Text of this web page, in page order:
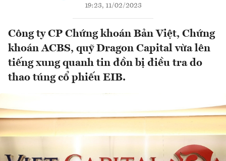
19:23, 11/02/2023
Công ty CP Chứng khoán Bản Việt, Chứng
khoán ACBS, quỹ Dragon Capital vừa lên
tiếng xung quanh tin đồn bị điều tra do
thao túng cổ phiếu EIB.